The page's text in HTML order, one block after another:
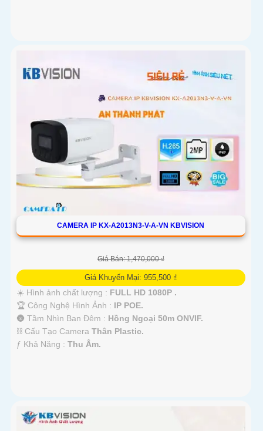
CAMERA IP KX-A2013N3-V-A-VN KBVISION
Giá Bán: 1,470,000 ₫
Giá Khuyến Mại: 955,500 ₫
☀️ Hình ảnh chất lượng : FULL HD 1080P .
🏆 Công Nghệ Hình Ảnh : IP POE.
🌚 Tầm Nhìn Ban Đêm : Hồng Ngoại 50m ONVIF.
⛓ Cấu Tạo Camera Thân Plastic.
️ƒ Khả Năng : Thu Âm.